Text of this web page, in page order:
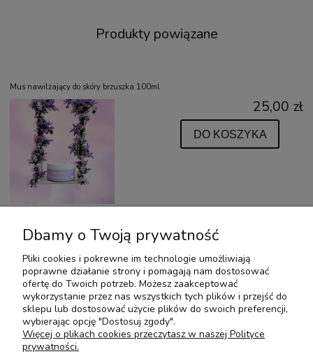
Produkty powiązane
Mus nawilżający do skóry brzuszka 100ml
25,00 zł
DO KOSZYKA
Serum na rozstępy 100ml
DO KOSZYKA
Dbamy o Twoją prywatność
Pliki cookies i pokrewne im technologie umożliwiają
poprawne działanie strony i pomagają nam dostosować
ofertę do Twoich potrzeb. Możesz zaakceptować
wykorzystanie przez nas wszystkich tych plików i przejść do
sklepu lub dostosować użycie plików do swoich preferencji,
wybierając opcję "Dostosuj zgody".
Więcej o plikach cookies przeczytasz w naszej Polityce
prywatności.